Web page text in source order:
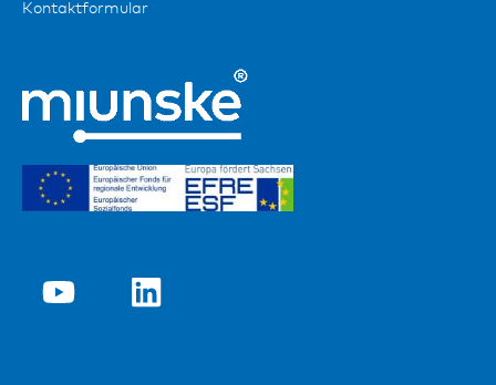
Kontaktformular